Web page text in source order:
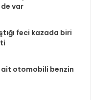
de var
feci kazada biri
ait otomobili benzin